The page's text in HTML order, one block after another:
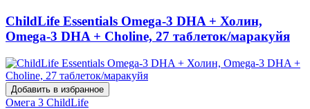
ChildLife Essentials Omega-3 DHA + Холин,
Omega-3 DHA + Choline, 27 таблеток/маракуйя
Добавить в избранное
Омега 3 ChildLife